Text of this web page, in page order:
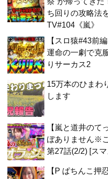
ち回りの攻略法
TV#104《嵐》
【スロ猿#43前
運命の一劇で克
りサーカス2
15万本のひまわ
します
【嵐と道井の
ぼありません※
第27話(2/2) [ス
【P ぱちんこ押